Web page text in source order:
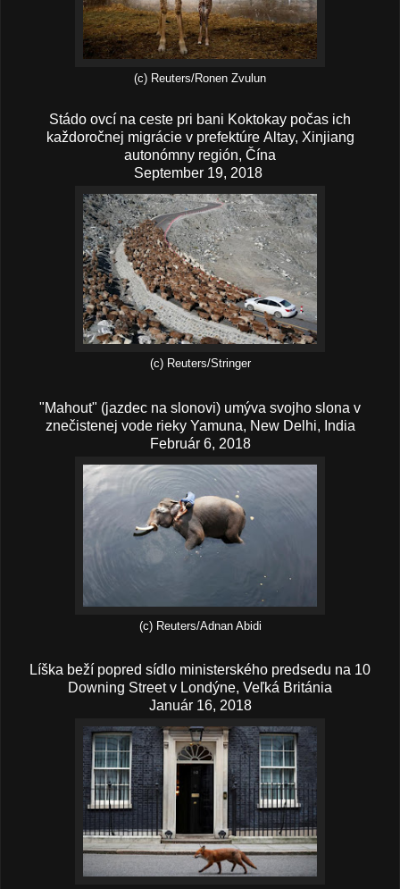
(c) Reuters/Ronen Zvulun
Stádo ovcí na ceste pri bani Koktokay počas ich
každoročnej migrácie v prefektúre Altay, Xinjiang
autonómny región, Čína
September 19, 2018
(c) Reuters/Stringer
"Mahout" (jazdec na slonovi) umýva svojho slona v
znečistenej vode rieky Yamuna, New Delhi, India
Február 6, 2018
(c) Reuters/Adnan Abidi
Líška beží popred sídlo ministerského predsedu na 10
Downing Street v Londýne, Veľká Británia
Január 16, 2018